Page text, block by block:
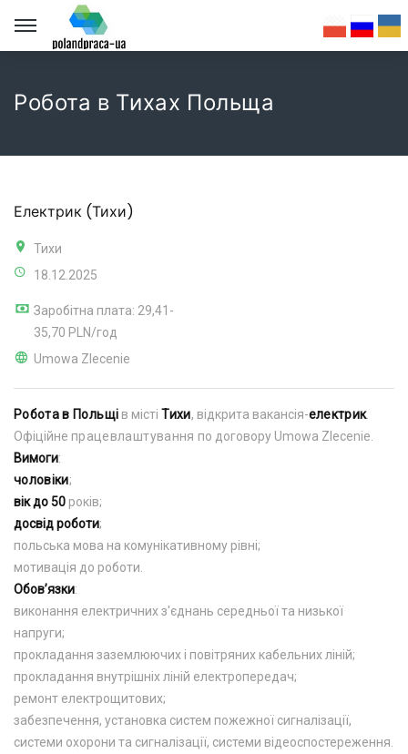
Робота в Тихах Польща
Електрик (Тихи)
Тихи
18.12.2025
Заробітна плата: 29,41-
35,70 PLN/год
Umowa Zlecenie
Робота в Польщі в містіТихи, відкрита вакансія-електрик.
Офіційне працевлаштування по договору Umowa Zlecenie.
Вимоги:
чоловіки;
вік до 50 років;
досвід роботи;
польська мова на комунікативному рівні;
мотивація до роботи.
Обов’язки:
виконання електричних з'єднань середньої та низької
напруги;
прокладання заземлюючих і повітряних кабельних ліній;
прокладання внутрішніх ліній електропередач;
ремонт електрощитових;
забезпечення, установка систем пожежної сигналізації,
системи охорони та сигналізації, системи відеоспостереження.